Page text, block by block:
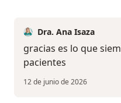
Dra. Ana Isaza
gracias es lo que
pacientes
12 de junio de 2026